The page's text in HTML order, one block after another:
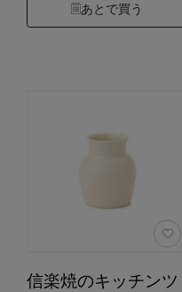
あとで買う
信楽焼のキッチンツ